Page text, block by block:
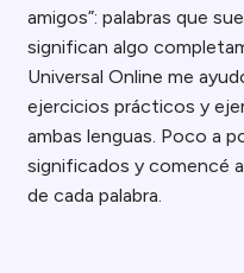
amigos”: palabras que
significan algo
Universal Online me
ejercicios prácticos y
ambas lenguas. Poco a
significados y comencé
de cada palabra.